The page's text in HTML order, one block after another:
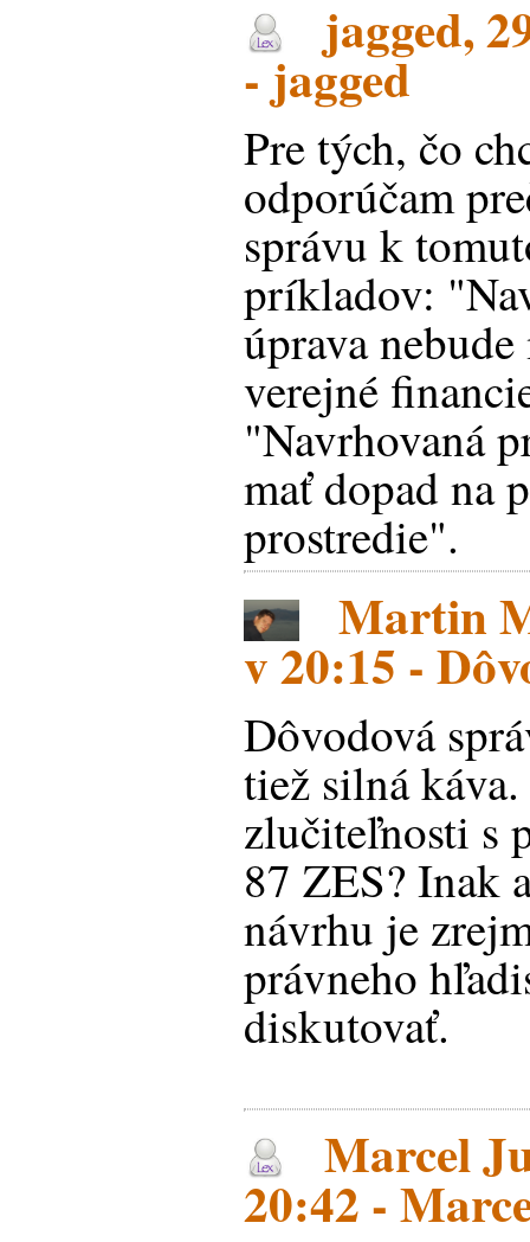
jagged,
- jagged
Pre tých, čo
odporúčam
správu k
príkladov:
úprava
verejné
"Navrhovaná
mať dopad na
prostredie".
Martin
v 20:15 -
Dôvodová
tiež silná
zlučiteľnosti s
87 ZES? Inak
návrhu je
právneho
diskutovať.
Marcel
20:42 -